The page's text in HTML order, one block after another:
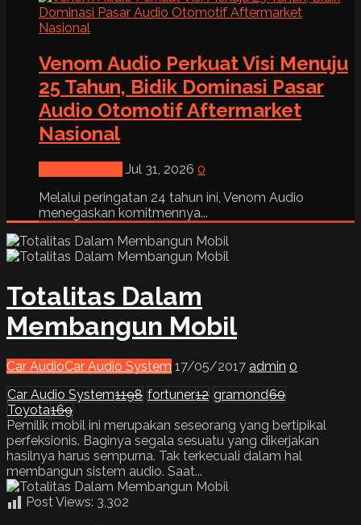
Venom Audio Perkuat Visi Menuju
25 Tahun, Bidik Dominasi Pasar
Audio Otomotif Aftermarket
Nasional
Jul 31, 2026 0
Melalui peringatan 24 tahun ini, Venom Audio
menegaskan komitmennya...
Totalitas Dalam
Membangun Mobil
Car AudioCar Audio System 17/05/2017 admin 0
Car Audio System1198 fortuner12 gramond60
Toyota169
Pemilik mobil ini merupakan seseorang yang bertipikal
perfeksionis. Baginya segala sesuatu yang dikerjakan
hasilnya harus sempurna. Tak terkecuali dalam hal
membangun sistem audio. Saat...
Post Views: 3,302